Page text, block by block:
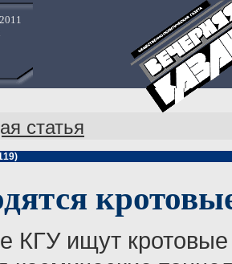
статья
КГУ ищут